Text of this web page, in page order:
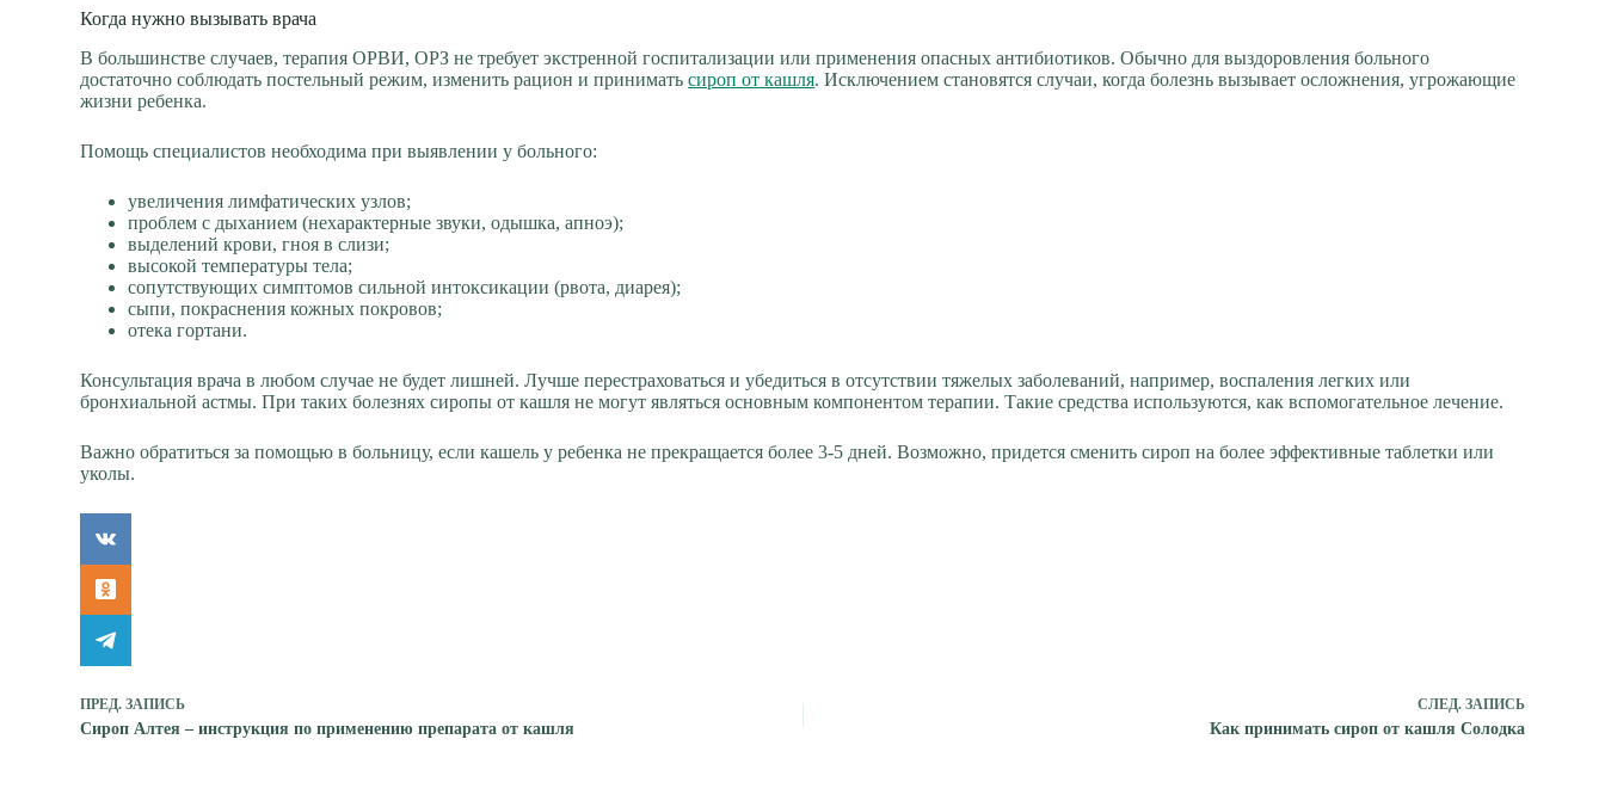
Когда нужно вызывать врача
В большинстве случаев, терапия ОРВИ, ОРЗ не требует экстренной госпитализации или применения опасных антибиотиков. Обычно для выздоровления больного
достаточно соблюдать постельный режим, изменить рацион и приниматьсироп от кашля. Исключением становятся случаи, когда болезнь вызывает осложнения, угрожающие
жизни ребенка.
Помощь специалистов необходима при выявлении у больного:
увеличения лимфатических узлов;
проблем с дыханием (нехарактерные звуки, одышка, апноэ);
выделений крови, гноя в слизи;
высокой температуры тела;
сопутствующих симптомов сильной интоксикации (рвота, диарея);
сыпи, покраснения кожных покровов;
отека гортани.
Консультация врача в любом случае не будет лишней. Лучше перестраховаться и убедиться в отсутствии тяжелых заболеваний, например, воспаления легких или
бронхиальной астмы. При таких болезнях сиропы от кашля не могут являться основным компонентом терапии. Такие средства используются, как вспомогательное лечение.
Важно обратиться за помощью в больницу, если кашель у ребенка не прекращается более 3-5 дней. Возможно, придется сменить сироп на более эффективные таблетки или
уколы.
ПРЕД.ЗАПИСЬ
Сироп Алтея – инструкция по применению препарата от кашля
СЛЕД. ЗАПИСЬ
Как принимать сироп от кашля Солодка